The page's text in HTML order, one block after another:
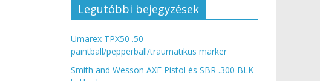
Legutóbbi bejegyzések
Umarex TPX50 .50
paintball/pepperball/traumatikus marker
Smith and Wesson AXE Pistol és SBR .300 BLK